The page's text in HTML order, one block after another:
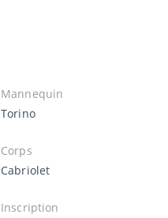
Mannequin
Torino
Corps
Cabriolet
Inscription